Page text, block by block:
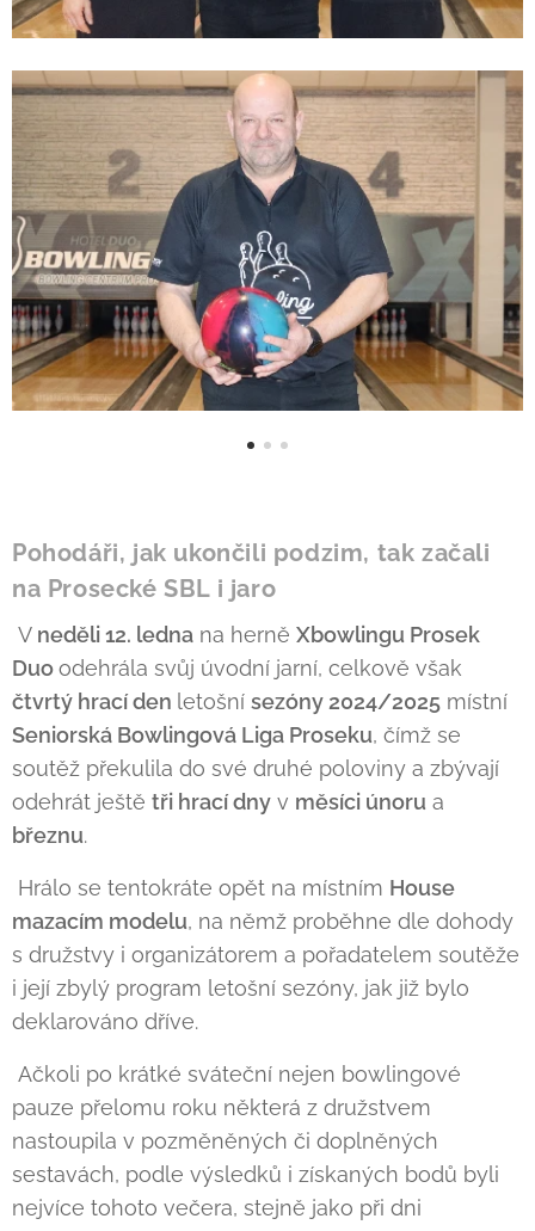
Pohodáři, jak ukončili podzim, tak začali
na Prosecké SBL i jaro
V neděli 12. ledna na herně Xbowlingu Prosek
Duoodehrála svůj úvodní jarní, celkově však
čtvrtý hrací den letošní sezóny 2024/2025 místní
Seniorská Bowlingová Liga Proseku, čímž se
soutěž překulila do své druhé poloviny a zbývají
odehrát ještě tři hrací dny v měsíci únoru a
březnu.
Hrálo se tentokráte opět na místním House
mazacím modelu, na němž proběhne dle dohody
s družstvy i organizátorem a pořadatelem soutěže
i její zbylý program letošní sezóny, jak již bylo
deklarováno dříve.
Ačkoli po krátké sváteční nejen bowlingové
pauze přelomu roku některá z družstvem
nastoupila v pozměněných či doplněných
sestavách, podle výsledků i získaných bodů byli
nejvíce tohoto večera, stejně jako při dni